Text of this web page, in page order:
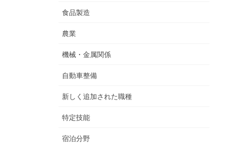
食品製造
農業
機械・金属関係
自動車整備
新しく追加された職種
特定技能
宿泊分野